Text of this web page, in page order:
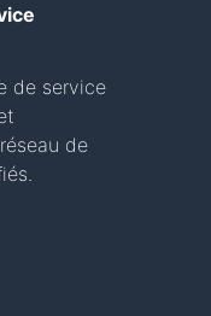
de service
de